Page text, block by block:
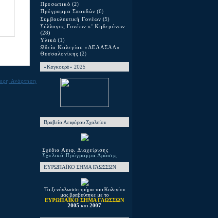
Ανάρτηση
Προσωπικό (2)
Πρόγραμμα Σπουδών (6)
Συμβουλευτική Γονέων (5)
Σύλλογος Γονέων κ' Κηδεμόνων
(28)
Υλικά (1)
Ωδείο Κολεγίου «ΔΕΛΑΣΑΛ»
Θεσσαλονίκης (2)
«Καγκουρό» 2025
Βραβείο Αειφόρου Σχολείου
Σχέδιο Αειφ. Διαχείρισης
Σχολικό Πρόγραμμα Δράσης
ΕΥΡΩΠΑΪΚΟ ΣΗΜΑ ΓΛΩΣΣΩΝ
Το ξενόγλωσσο τμήμα του Κολεγίου
μας βραβεύτηκε με το
ΕΥΡΩΠΑΪΚΟ ΣΗΜΑ ΓΛΩΣΣΩΝ
2005 και 2007